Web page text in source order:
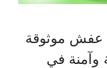
موثوقة
وآمنة في